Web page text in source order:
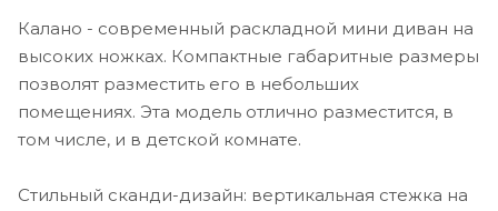
Калано - современный раскладной мини диван на
высоких ножках. Компактные габаритные размеры
позволят разместить его в небольших
помещениях. Эта модель отлично разместится, в
том числе, и в детской комнате.
Стильный сканди-дизайн: вертикальная стежка на